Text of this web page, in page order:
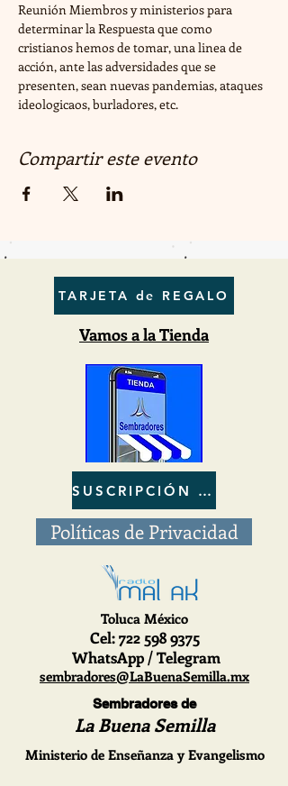
Reunión Miembros y ministerios para
determinar la Respuesta que como
cristianos hemos de tomar, una linea de
acción, ante las adversidades que se
presenten, sean nuevas pandemias, ataques
ideologicaos, burladores, etc.
Compartir este evento
TARJETA de REGALO
Vamos a la Tienda
SUSCRIPCIÓN al BOLETIN
Políticas de Privacidad
Toluca México
Cel: 722 598 9375
WhatsApp / Telegram
sembradores@LaBuenaSemilla.mx
Sembradores de
La Buena Semilla
Ministerio de Enseñanza y Evangelismo